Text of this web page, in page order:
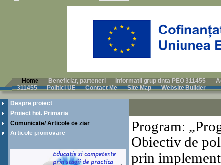
Home Beneficiar, parteneri Informatii grup tinta PEO 311455
311455
Politici UE Contact Me Site Map Website Builder
Despre proiect
Proiect hot. Primaria
Comunicate/ Articole de ziar
Articole promovare
Program:
Obiectiv de
prin